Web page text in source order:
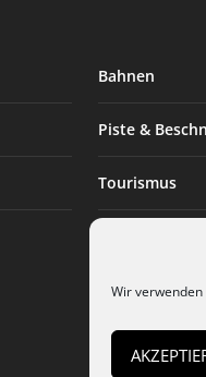
Wir verwenden
Bahnen
Piste &
Tourismus
Innovation &
Expertise &